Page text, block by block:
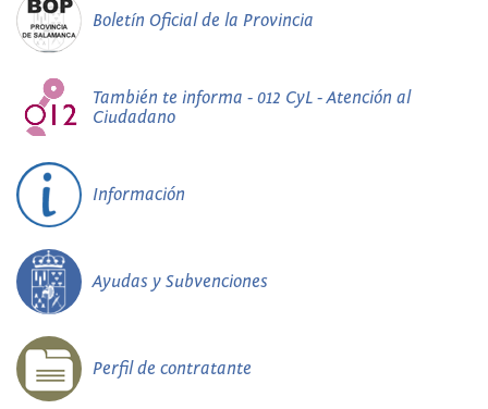
Boletín Oficial de la Provincia
También te informa - 012 CyL - Atención al
Ciudadano
Información
Ayudas y Subvenciones
Perfil de contratante